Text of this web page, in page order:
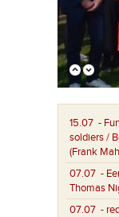
15.07 -
soldiers /
(Frank
07.07 -
Thomas
07.07 -